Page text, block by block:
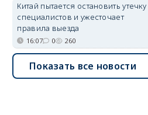
Китай пытается остановить утечку
специалистов и ужесточает
правила выезда
16:07 0 260
Показать все новости